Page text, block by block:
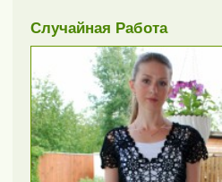
Случайная Работа